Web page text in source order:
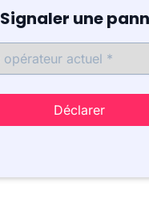
Signaler une
Déclarer